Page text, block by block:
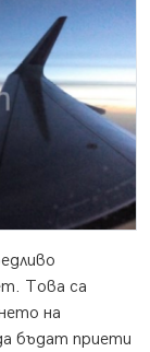
Това са
на
бъдат приети